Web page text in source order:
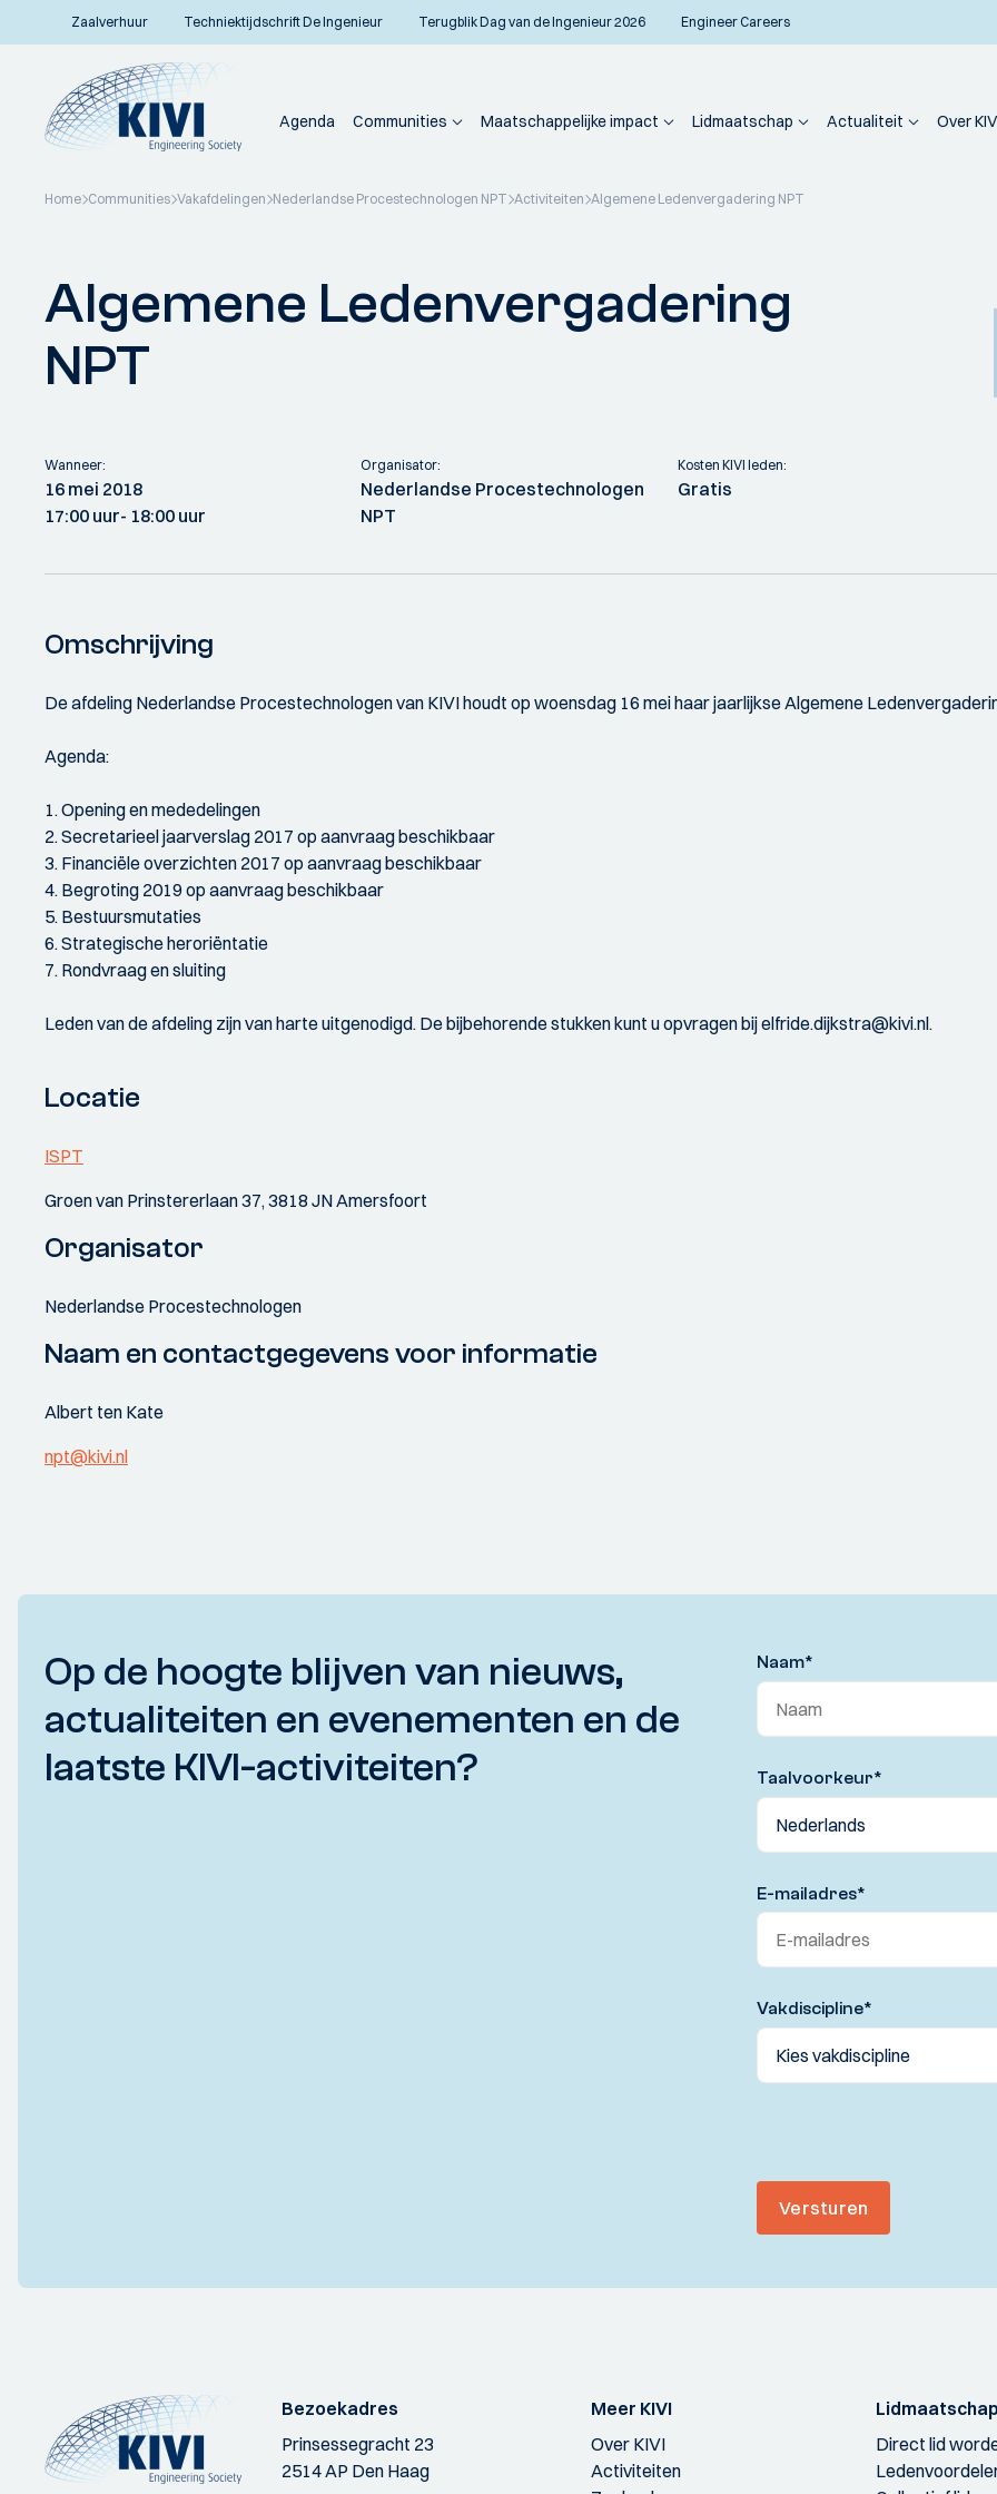
Zaalverhuur Techniektijdschrift De Ingenieur Terugblik Dag van de Ingenieur 2026 Engineer Careers
Agenda Communities Maatschappelijke impact Lidmaatschap Actualiteit Over
Home Communities Vakafdelingen Nederlandse Procestechnologen NPT Activiteiten Algemene Ledenvergadering NPT
Algemene Ledenvergadering
NPT
Wanneer:
16 mei 2018
17:00 uur- 18:00 uur
Organisator:
Nederlandse Procestechnologen
NPT
Kosten KIVI leden:
Gratis
Omschrijving
De afdeling Nederlandse Procestechnologen van KIVI houdt op woensdag 16 mei haar jaarlijkse Algemene
Agenda:
1. Opening en mededelingen
2. Secretarieel jaarverslag 2017 op aanvraag beschikbaar
3. Financiële overzichten 2017 op aanvraag beschikbaar
4. Begroting 2019 op aanvraag beschikbaar
5. Bestuursmutaties
6. Strategische heroriëntatie
7. Rondvraag en sluiting
Leden van de afdeling zijn van harte uitgenodigd. De bijbehorende stukken kunt u opvragen bij elfride.dijkstra@kivi.nl.
Locatie
ISPT
Groen van Prinstererlaan 37, 3818 JN Amersfoort
Organisator
Nederlandse Procestechnologen
Naam en contactgegevens voor informatie
Albert ten Kate
npt@kivi.nl
Op de hoogte blijven van nieuws,
actualiteiten en evenementen en de
laatste KIVI-activiteiten?
Naam*
Taalvoorkeur*
E-mailadres*
Vakdiscipline*
Versturen
Bezoekadres
Prinsessegracht 23
2514 AP Den Haag
Meer KIVI
Over KIVI
Activiteiten
Direct lid